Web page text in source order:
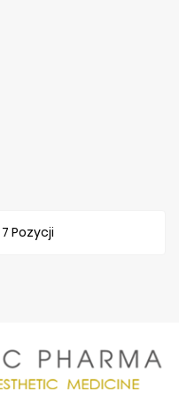
Pozycji